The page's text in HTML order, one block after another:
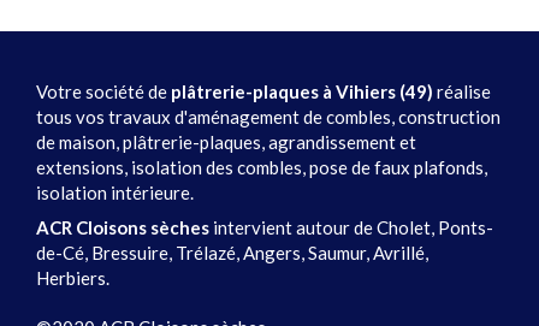
Votre société de plâtrerie-plaques à Vihiers (49) réalise
tous vos travaux d'aménagement de combles, construction
de maison, plâtrerie-plaques, agrandissement et
extensions, isolation des combles, pose de faux plafonds,
isolation intérieure.
ACR Cloisons sèches intervient autour de Cholet, Ponts-
de-Cé, Bressuire, Trélazé, Angers, Saumur, Avrillé,
Herbiers.